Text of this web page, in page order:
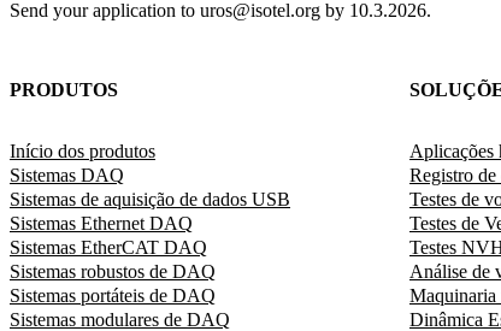
Send your application to uros@isotel.org by 10.3.2026.
PRODUTOS
Início dos produtos
Sistemas DAQ
Sistemas de aquisição de dados USB
Sistemas Ethernet DAQ
Sistemas EtherCAT DAQ
Sistemas robustos de DAQ
Sistemas portáteis de DAQ
Sistemas modulares de DAQ
Aplicações
Registro de
Testes de
Testes de
Testes
Análise de
Maquinaria
Dinâmica